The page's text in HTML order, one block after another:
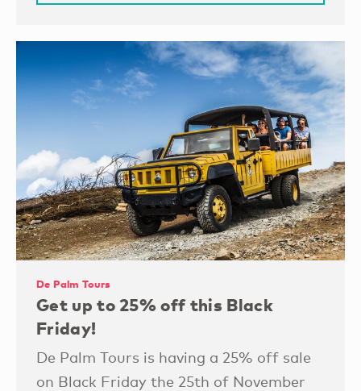
De Palm Tours
Get up to 25% off this Black
Friday!
De Palm Tours is having a 25% off sale
on Black Friday the 25th of November